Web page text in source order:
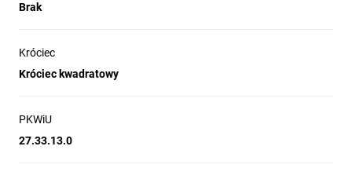
Brak
Króciec
Króciec kwadratowy
PKWiU
27.33.13.0